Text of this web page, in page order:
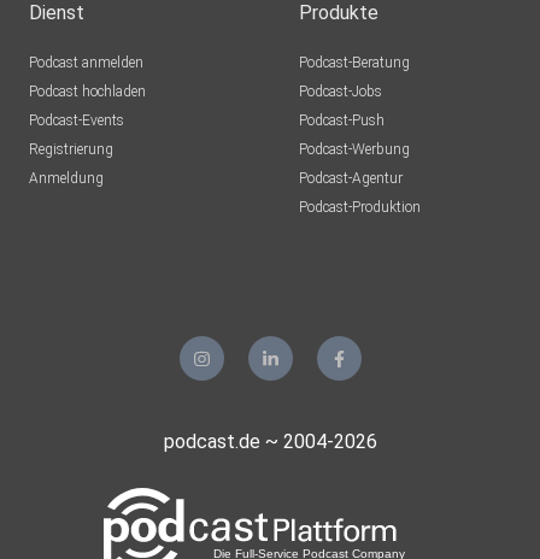
Dienst
Podcast anmelden
Podcast hochladen
Podcast-Events
Registrierung
Anmeldung
Produkte
Podcast-Beratung
Podcast-Jobs
Podcast-Push
Podcast-Werbung
Podcast-Agentur
Podcast-Produktion
podcast.de ~ 2004-2026